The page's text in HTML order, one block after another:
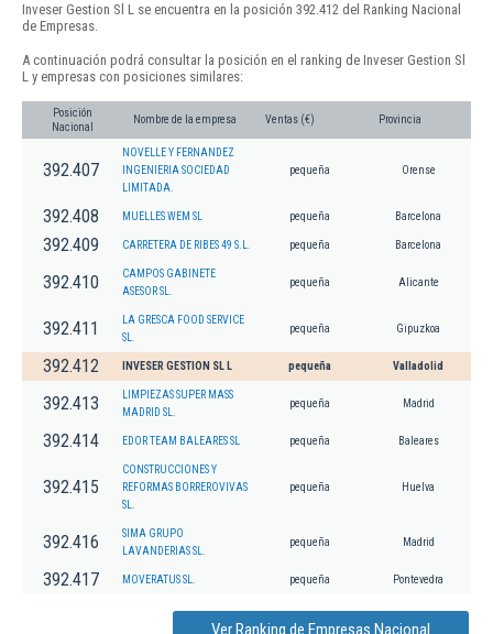
Inveser Gestion Sl L se encuentra en la posición 392.412 del Ranking Nacional
de Empresas.
A continuación podrá consultar la posición en el ranking de Inveser Gestion Sl
L y empresas con posiciones similares:
Posición
Nacional
Nombre de la empresa Ventas (€) Provincia
392.407
NOVELLE Y FERNANDEZ
INGENIERIA SOCIEDAD
LIMITADA.
pequeña Orense
392.408 MUELLES WEM SL pequeña Barcelona
392.409 CARRETERA DE RIBES 49 S.L. pequeña Barcelona
392.410
CAMPOS GABINETE
ASESOR SL.
pequeña Alicante
392.411
LA GRESCA FOOD SERVICE
SL.
pequeña Gipuzkoa
392.412 INVESER GESTION SL L pequeña Valladolid
392.413
LIMPIEZAS SUPER MASS
MADRID SL.
pequeña Madrid
392.414 EDOR TEAM BALEARES SL pequeña Baleares
392.415
CONSTRUCCIONES Y
REFORMAS BORREROVIVAS
SL.
pequeña Huelva
392.416
SIMA GRUPO
LAVANDERIAS SL.
pequeña Madrid
392.417 MOVERATUS SL. pequeña Pontevedra
Ver Ranking de Empresas Nacional